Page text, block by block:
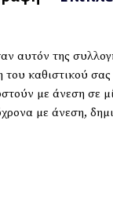
αυτόν της
καθιστικού
με άνεση σε
με άνεση,